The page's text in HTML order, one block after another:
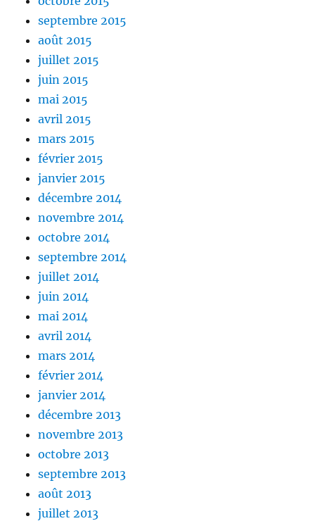
septembre 2015
août 2015
juillet 2015
juin 2015
mai 2015
avril 2015
mars 2015
février 2015
janvier 2015
décembre 2014
novembre 2014
octobre 2014
septembre 2014
juillet 2014
juin 2014
mai 2014
avril 2014
mars 2014
février 2014
janvier 2014
décembre 2013
novembre 2013
octobre 2013
septembre 2013
août 2013
juillet 2013